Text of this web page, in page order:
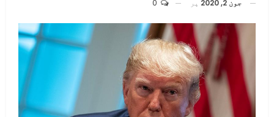
جون 2, 2020
پر